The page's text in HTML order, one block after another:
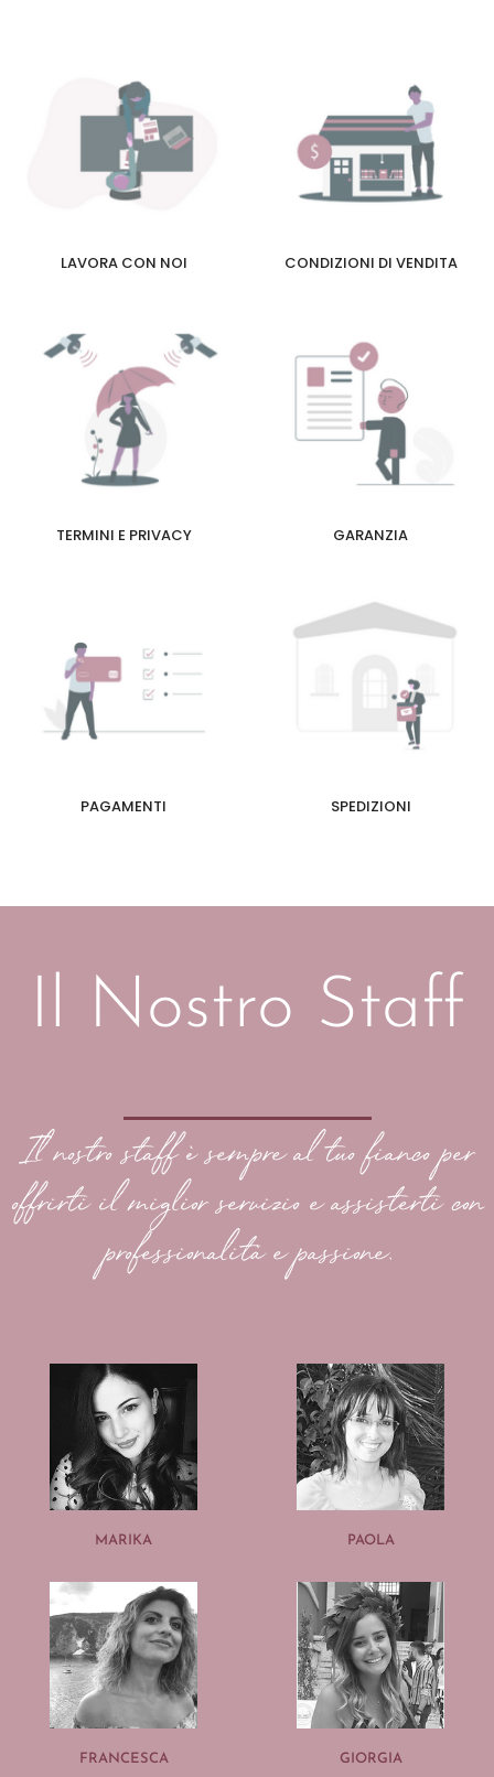
LAVORA CON NOI CONDIZIONI DI VENDITA
TERMINI E PRIVACY GARANZIA
PAGAMENTI SPEDIZIONI
Il Nostro Staff
Il nostro staff è sempre al tuo fianco per
offrirti il miglior servizio e assisterti con
professionalità e passione.
MARIKA PAOLA
FRANCESCA GIORGIA